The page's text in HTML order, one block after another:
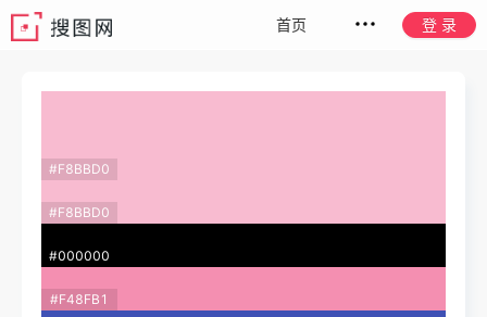
首页 登 录
#F8BBD0
#F8BBD0
#000000
#F48FB1